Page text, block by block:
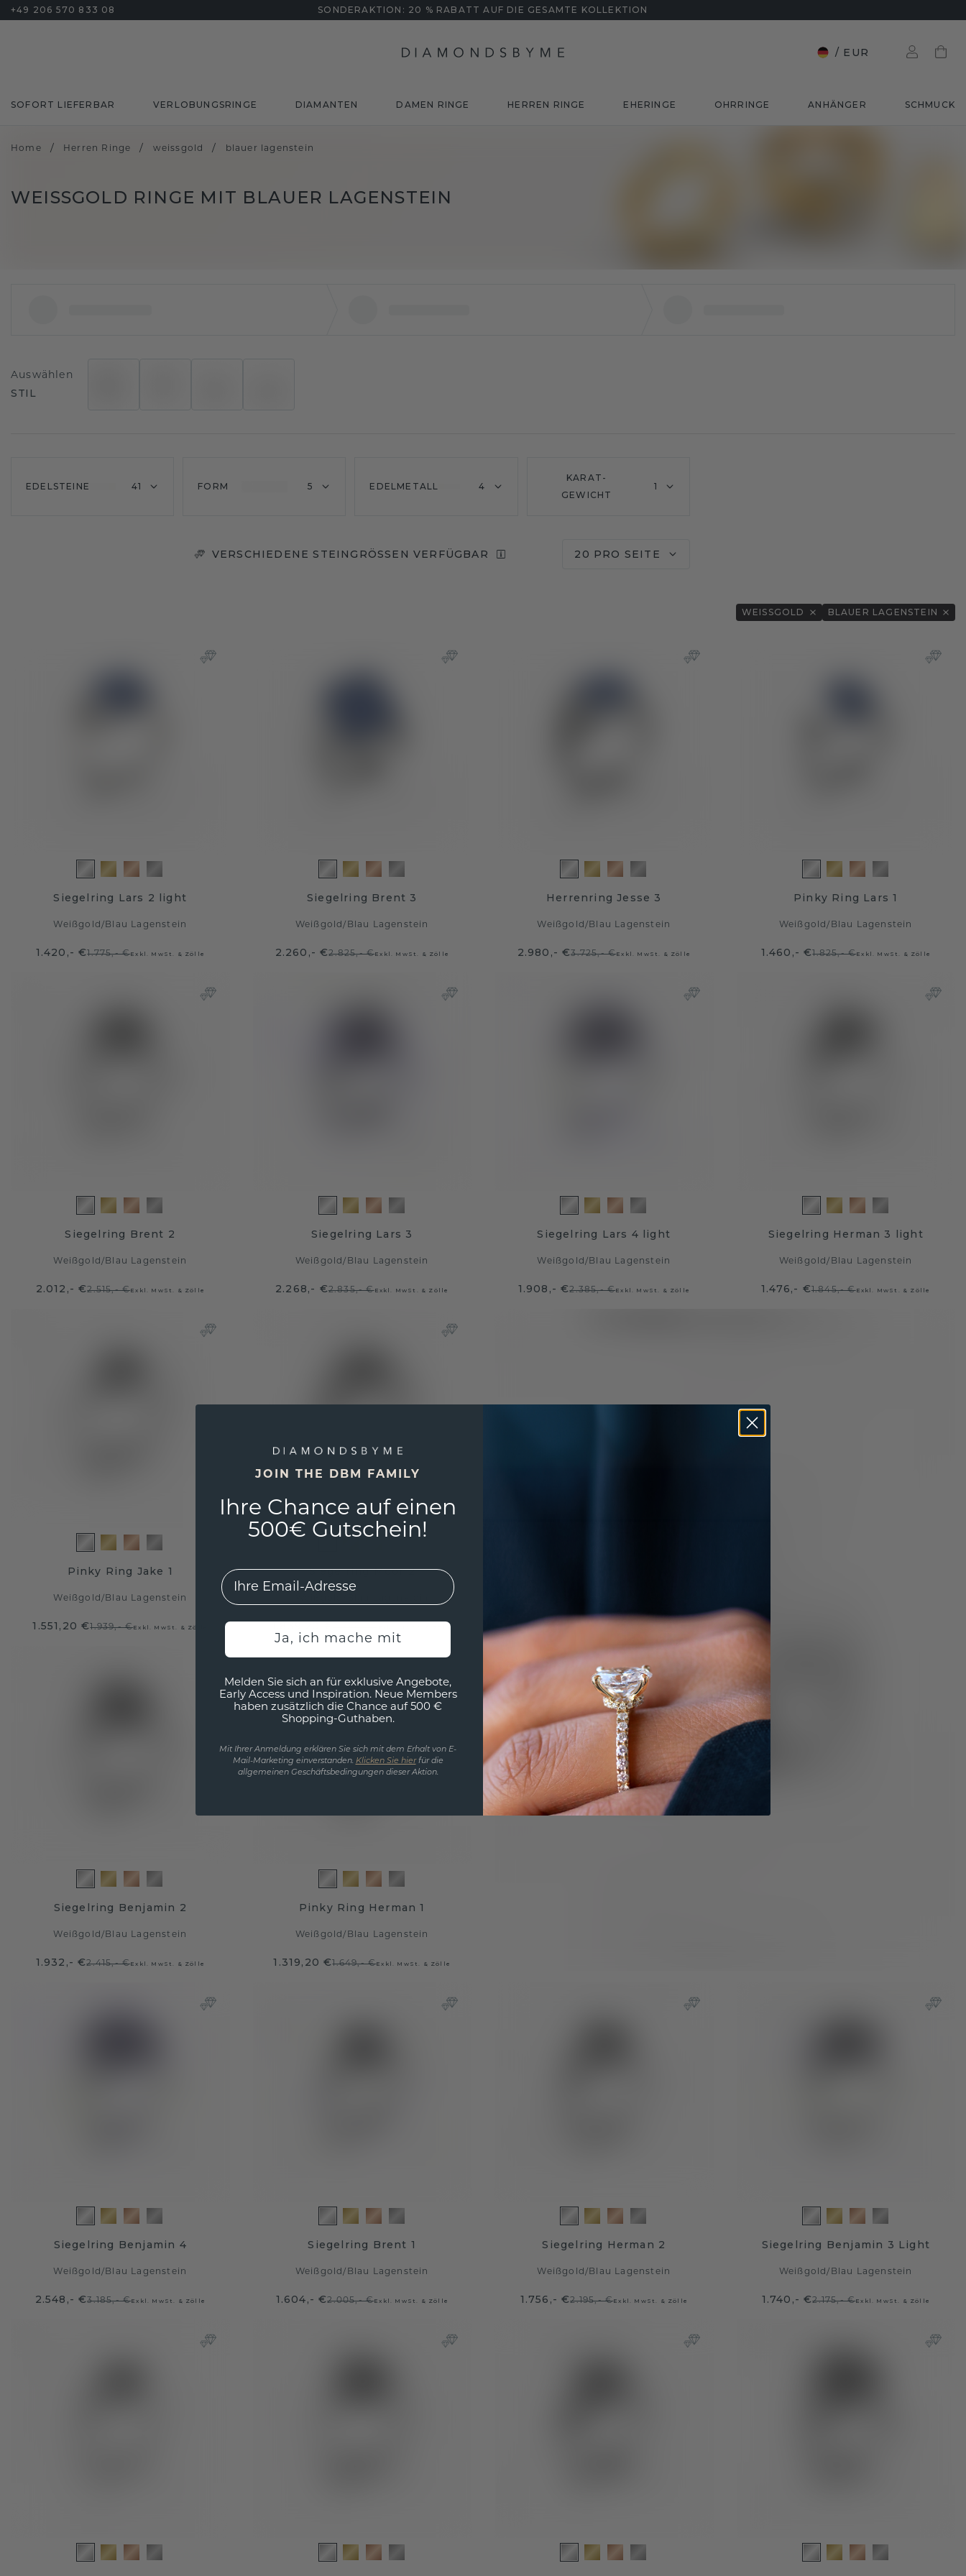
+49 206 570 833 08 SONDERAKTION: 20 % RABATT AUF DIE GESAMTE KOLLEKTION
/ EUR
SOFORT LIEFERBAR VERLOBUNGSRINGE DIAMANTEN DAMEN RINGE HERREN RINGE EHERINGE OHRRINGE ANHÄNGER SCHMUCK
Home / Herren Ringe / weissgold / blauer lagenstein
WEISSGOLD RINGE MIT BLAUER LAGENSTEIN
Auswählen
STIL
EDELSTEINE 41 FORM 5 EDELMETALL 4
KARAT-
GEWICHT
1
VERSCHIEDENE STEINGRÖSSEN VERFÜGBAR 20 PRO SEITE
WEISSGOLD BLAUER LAGENSTEIN
Siegelring Lars 2 light
Weißgold / Blau Lagenstein
1.420,- €1.775,- €Exkl. MwSt. & Zölle
Siegelring Brent 3
Weißgold/ Blau Lagenstein
2.260,- €2.825,- €Exkl. MwSt. & Zölle
Herrenring Jesse 3
Weißgold / Blau Lagenstein
2.980,- €3.725,- €Exkl. MwSt. & Zölle
Pinky Ring Lars 1
Weißgold/ Blau Lagenstein
1.460,- €1.825,- €Exkl. MwSt. & Zölle
Siegelring Brent 2
Weißgold / Blau Lagenstein
2.012,- €2.515,- €Exkl. MwSt. & Zölle
Siegelring Lars 3
Weißgold/ Blau Lagenstein
2.268,- €2.835,- €Exkl. MwSt. & Zölle
Siegelring Lars 4 light
Weißgold / Blau Lagenstein
1.908,- €2.385,- €Exkl. MwSt. & Zölle
Siegelring Herman 3 light
Weißgold/ Blau Lagenstein
1.476,- €1.845,- €Exkl. MwSt. & Zölle
Pinky Ring Jake 1
Weißgold / Blau Lagenstein
1.551,20 €1.939,- €Exkl. MwSt. & Zölle
Siegelring Moor 2
1.839,20 € Exkl. MwSt. & Zölle
Siegelring Benjamin 2
Weißgold / Blau Lagenstein
1.932,- €2.415,- €Exkl. MwSt. & Zölle
Pinky Ring Herman 1
Weißgold/ Blau Lagenstein
1.319,20 €1.649,- €Exkl. MwSt. & Zölle
Siegelring Benjamin 4
Weißgold / Blau Lagenstein
2.548,- €3.185,- €Exkl. MwSt. & Zölle
Siegelring Brent 1
Weißgold/ Blau Lagenstein
1.604,- €2.005,- €Exkl. MwSt. & Zölle
Siegelring Herman 2
Weißgold / Blau Lagenstein
1.756,- €2.195,- €Exkl. MwSt. & Zölle
Siegelring Benjamin 3 Light
Weißgold/ Blau Lagenstein
1.740,- €2.175,- €Exkl. MwSt. & Zölle
JOIN THE DBM FAMILY
Ihre Chance auf einen
500€ Gutschein!
EMail
Ja, ich mache mit
Melden Sie sich an für exklusive Angebote,
Early Access und Inspiration. Neue Members
haben zusätzlich die Chance auf 500 €
Shopping-Guthaben.
Mit Ihrer Anmeldung erklären Sie sich mit dem Erhalt von E-
Mail-Marketing einverstanden. Klicken Sie hierfür die
allgemeinen Geschäftsbedingungen dieser Aktion.